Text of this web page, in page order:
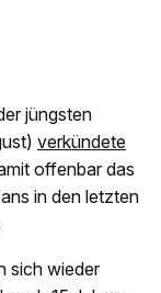
jüngsten
verkündete
offenbar das
in den letzten
sich wieder